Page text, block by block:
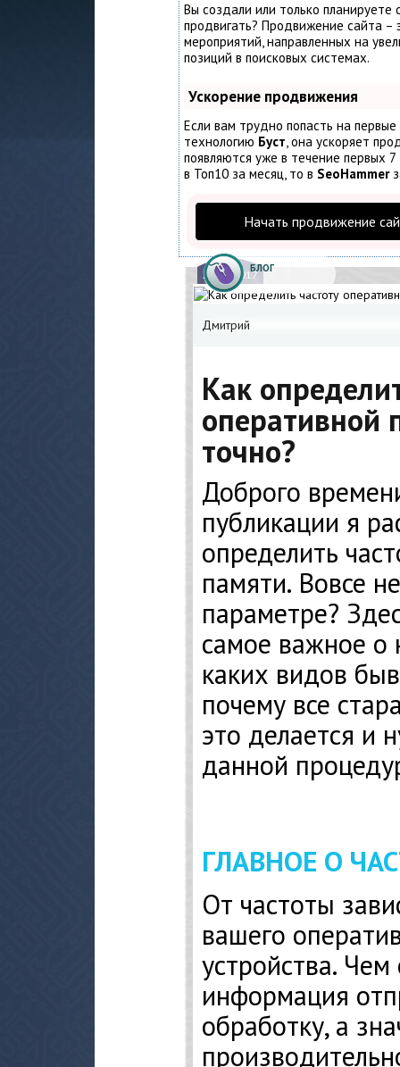
Вы создали или только планируете
продвигать? Продвижение сайта –
мероприятий, направленных на
позиций в поисковых системах.
Ускорение продвижения
Если вам трудно попасть на
технологию Буст, она ускоряет
появляются уже в течение первых
в Топ10 за месяц, то в SeoHammer
Начать продвижение
22.09.2017
БЛОГ
Дмитрий
Как
оперативной
точно?
Доброго
публикации я
определить
памяти. Вовсе
параметре?
самое важное о
каких видов
почему все
это делается и
данной
ГЛАВНОЕ О
От частоты
вашего
устройства.
информация
обработку, а